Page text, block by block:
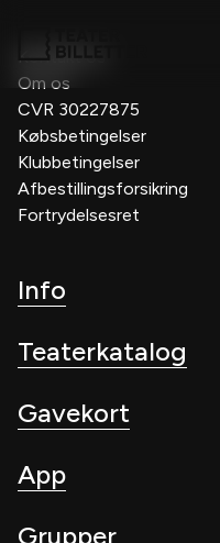
Kontakt os
Om os
CVR 30227875
Købsbetingelser
Klubbetingelser
Afbestillingsforsikring
Fortrydelsesret
Info
Teaterkatalog
Gavekort
App
Grupper